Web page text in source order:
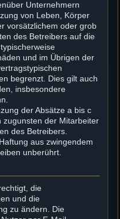
Unternehmern
von Leben, Körper
vorsätzlichem oder grob
des Betreibers auf die
und im Übrigen der
begrenzt. Dies gilt auch
insbesondere
der Absätze a bis c
zugunsten der Mitarbeiter
des Betreibers.
aus zwingendem
unberührt.
die
und die
zu ändern. Die